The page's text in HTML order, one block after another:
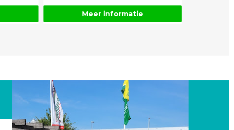
Meer informatie